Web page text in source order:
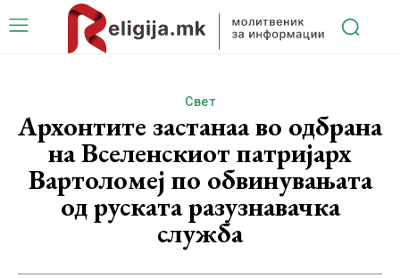
Свет
Архонтите застанаа во одбрана
на Вселенскиот патријарх
Вартоломеј по обвинувањата
од руската разузнавачка
служба